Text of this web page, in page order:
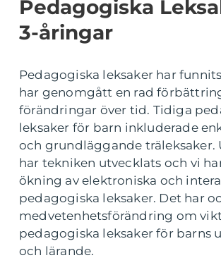
Pedagogiska
3-åringar
Pedagogiska leksaker har
har genomgått en rad
förändringar över tid. Tidiga
leksaker för barn inkluderade
och grundläggande träleksaker.
har tekniken utvecklats och vi
ökning av elektroniska och
pedagogiska leksaker. Det har
medvetenhetsförändring om
pedagogiska leksaker för barns
och lärande.